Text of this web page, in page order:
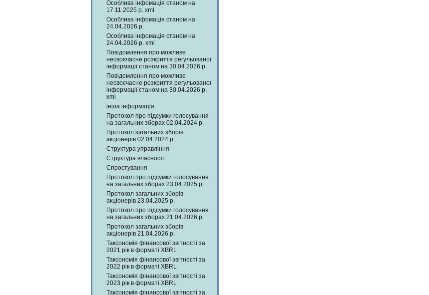
Особлива інфомація станом на
17.11.2025 р. xml
Особлива інфомація станом на
24.04.2026 р.
Особлива інфомація станом на
24.04.2026 р. xml
Повідомлення про можливе
несвоєчасне розкриття регульованої
інформації станом на 30.04.2026 р.
Повідомлення про можливе
несвоєчасне розкриття регульованої
інформації станом на 30.04.2026 р.
xml
інша інформація
Протокол про підсумки голосування
на загальних зборах 02.04.2024 р.
Протокол загальних зборів
акціонерів 02.04.2024 р.
Структура управління
Структура власності
Спростування
Протокол про підсумки голосування
на загальних зборах 23.04.2025 р.
Протокол загальних зборів
акціонерів 23.04.2025 р.
Протокол про підсумки голосування
на загальних зборах 21.04.2026 р.
Протокол загальних зборів
акціонерів 21.04.2026 р.
Таксономія фінансової звітності за
2021 рік в форматі XBRL
Таксономія фінансової звітності за
2022 рік в форматі XBRL
Таксономія фінансової звітності за
2023 рік в форматі XBRL
Таксономія фінансової звітності за